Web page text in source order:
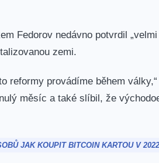
Fedorov nedávno potvrdil
zemi.
reformy provádíme během války,“
měsíc a také slíbil, že
JAK KOUPIT BITCOIN KARTOU V 2022